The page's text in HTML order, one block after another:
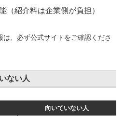
（紹介料は企業側が負担）
、必ず公式サイトをご確認くださ
ない人
向いていない人